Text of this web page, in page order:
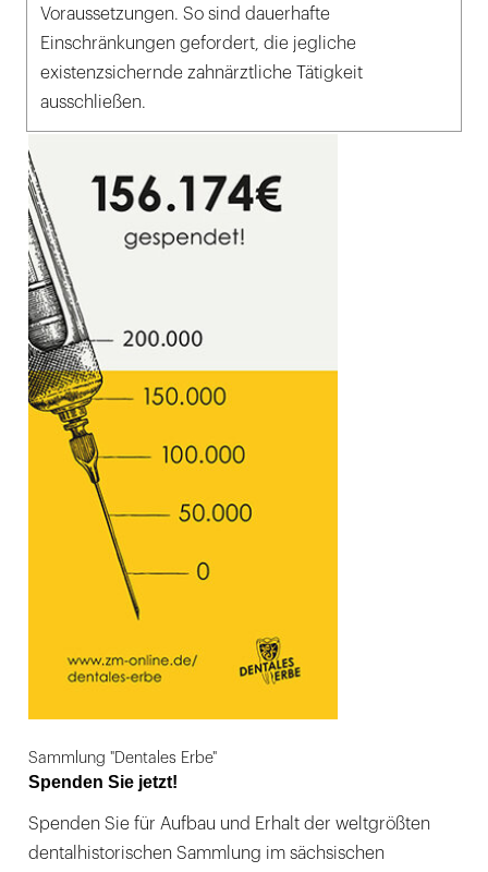
Voraussetzungen. So sind dauerhafte
Einschränkungen gefordert, die jegliche
existenzsichernde zahnärztliche Tätigkeit
ausschließen.
Sammlung "Dentales Erbe"
Spenden Sie jetzt!
Spenden Sie für Aufbau und Erhalt der weltgrößten
dentalhistorischen Sammlung im sächsischen